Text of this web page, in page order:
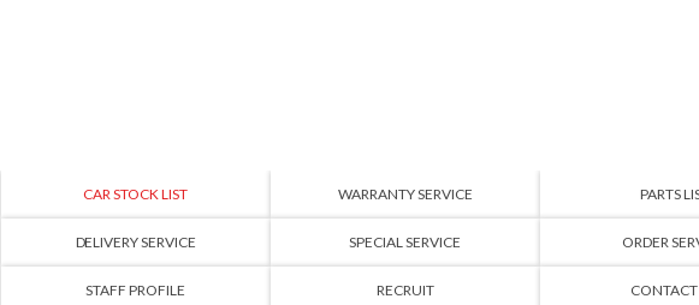
CAR STOCK LIST WARRANTY SERVICE PARTS
DELIVERY SERVICE SPECIAL SERVICE ORDER
STAFF PROFILE RECRUIT CONTACT